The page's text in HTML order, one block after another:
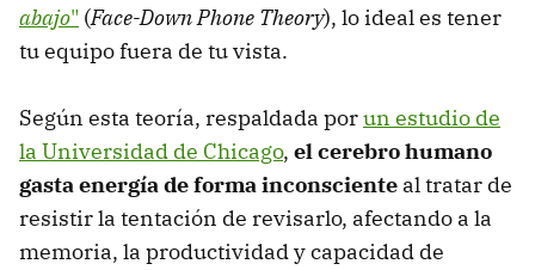
abajo" (Face-Down Phone Theory), lo ideal es tener
tu equipo fuera de tu vista.
Según esta teoría, respaldada porun estudio de
la Universidad de Chicago, el cerebro humano
gasta energía de forma inconsciente al tratar de
resistir la tentación de revisarlo, afectando a la
memoria, la productividad y capacidad de